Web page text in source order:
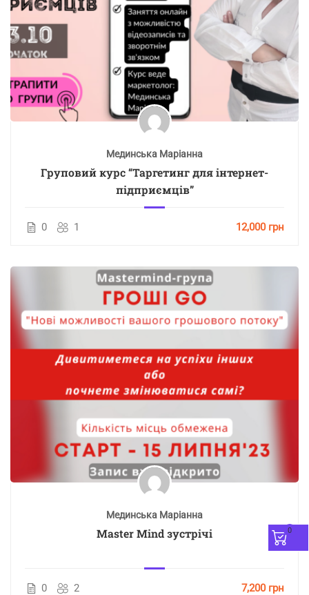
Мединська Маріанна
Груповий курс “Таргетинг для інтернет-
підприємців”
0 1 12,000 грн
Мединська Маріанна
Master Mind зустрічі
0 2 7,200 грн
0